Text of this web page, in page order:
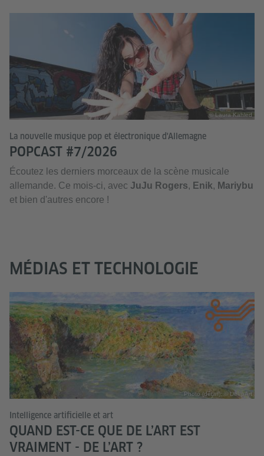
© Laura Kahled
La nouvelle musique pop et électronique d'Allemagne
POPCAST #7/2026
Écoutez les derniers morceaux de la scène musicale
allemande. Ce mois-ci, avec JuJu Rogers, Enik, Mariybu
et bien d'autres encore !
MÉDIAS ET TECHNOLOGIE
Photo (détail): © DeepArt
Intelligence artificielle et art
QUAND EST-CE QUE DE L’ART EST
VRAIMENT - DE L’ART ?